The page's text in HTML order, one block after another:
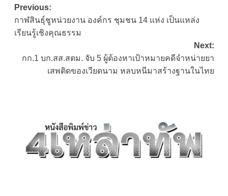
Post
navigation
Previous:
กาฬสินธุ์ชูหน่วยงาน องค์กร ชุมชน 14 แห่ง เป็นแหล่ง
เรียนรู้เชิงคุณธรรม
Next:
กก.1 บก.สส.สตม. จับ 5 ผู้ต้องหาเป้าหมายคดีจำหน่ายยา
เสพติดของเวียดนาม หลบหนีมาสร้างฐานในไทย